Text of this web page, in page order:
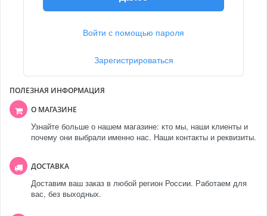
Войти с помощью пароля
Зарегистрироваться
ПОЛЕЗНАЯ ИНФОРМАЦИЯ
О МАГАЗИНЕ
Узнайте больше о нашем магазине: кто мы, наши клиенты и
почему они выбрали именно нас. Наши контакты и реквизиты.
ДОСТАВКА
Доставим ваш заказ в любой регион России. Работаем для
вас, без выходных.